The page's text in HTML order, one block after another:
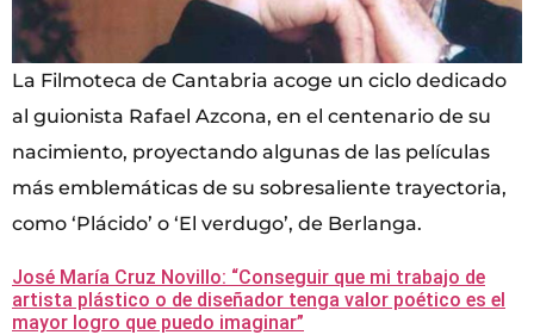
La Filmoteca de Cantabria acoge un ciclo dedicado
al guionista Rafael Azcona, en el centenario de su
nacimiento, proyectando algunas de las películas
más emblemáticas de su sobresaliente trayectoria,
como ‘Plácido’ o ‘El verdugo’, de Berlanga.
José María Cruz Novillo: “Conseguir que mi trabajo de
artista plástico o de diseñador tenga valor poético es el
mayor logro que puedo imaginar”